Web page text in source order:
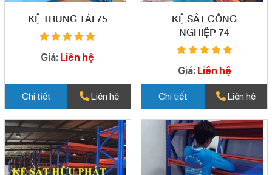
KỆ TRUNG TẢI 75
Giá: Liên hệ
Chi tiết Liên hệ
KỆ SẮT CÔNG
NGHIỆP 74
Giá: Liên hệ
Chi tiết Liên hệ